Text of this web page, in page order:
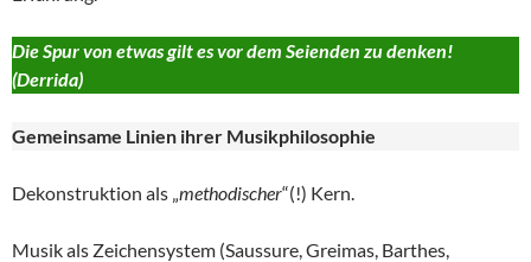
Die Spur von etwas gilt es vor dem Seienden zu denken!
(Derrida)
Gemeinsame Linien ihrer Musikphilosophie
Dekonstruktion als „methodischer“(!) Kern.
Musik als Zeichensystem (Saussure, Greimas, Barthes,